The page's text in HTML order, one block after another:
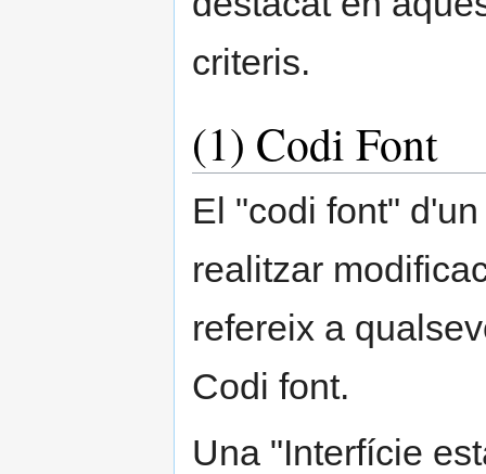
criteris.
(1) Codi Font
El "codi font"
realitzar
refereix a
Codi font.
Una "Interfície